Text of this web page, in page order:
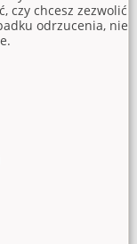
czy chcesz zezwolić
odrzucenia, nie